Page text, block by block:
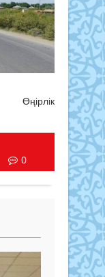
Өңірлік
0